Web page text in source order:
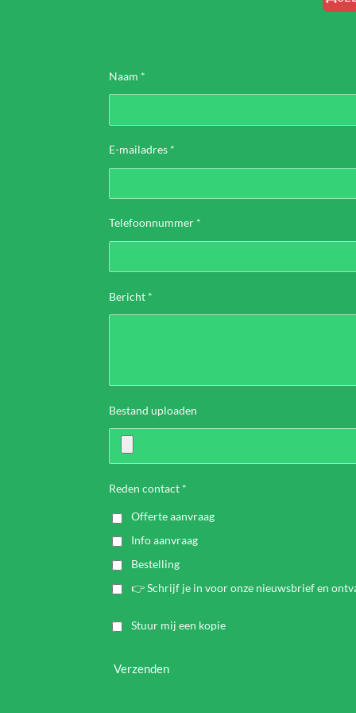
Naam *
E-mailadres *
Telefoonnummer *
Bericht *
Bestand uploaden
Reden contact *
Offerte aanvraag
Info aanvraag
Bestelling
👉 Schrijf je in voor onze nieuwsbrief en
Stuur mij een kopie
Verzenden